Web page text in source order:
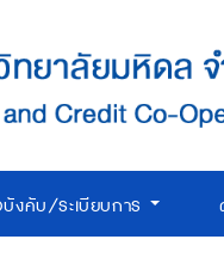
งคับ/ระเบียบการ